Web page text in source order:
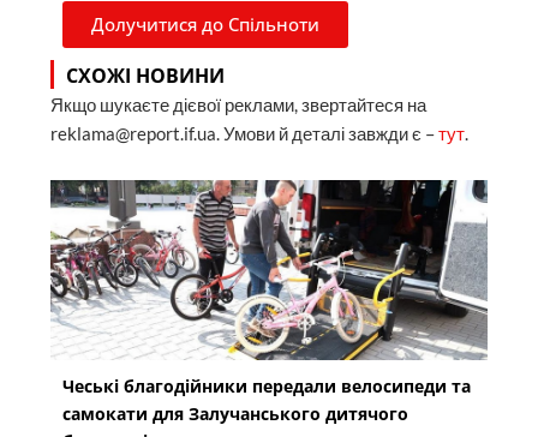
Долучитися до Спільноти
СХОЖІ НОВИНИ
Якщо шукаєте дієвої реклами, звертайтеся на
reklama@report.if.ua. Умови й деталі завжди є –тут.
Чеські благодійники передали велосипеди та
самокати для Залучанського дитячого